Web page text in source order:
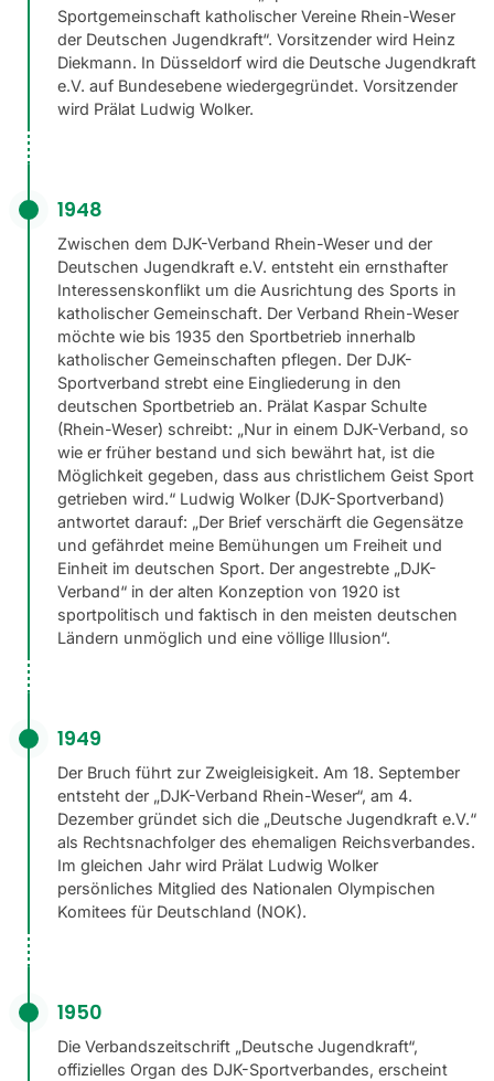
Sportgemeinschaft katholischer Vereine Rhein-Weser
der Deutschen Jugendkraft“. Vorsitzender wird Heinz
Diekmann. In Düsseldorf wird die Deutsche Jugendkraft
e.V. auf Bundesebene wiedergegründet. Vorsitzender
wird Prälat Ludwig Wolker.
1948
Zwischen dem DJK-Verband Rhein-Weser und der
Deutschen Jugendkraft e.V. entsteht ein ernsthafter
Interessenskonflikt um die Ausrichtung des Sports in
katholischer Gemeinschaft. Der Verband Rhein-Weser
möchte wie bis 1935 den Sportbetrieb innerhalb
katholischer Gemeinschaften pflegen. Der DJK-
Sportverband strebt eine Eingliederung in den
deutschen Sportbetrieb an. Prälat Kaspar Schulte
(Rhein-Weser) schreibt: „Nur in einem DJK-Verband, so
wie er früher bestand und sich bewährt hat, ist die
Möglichkeit gegeben, dass aus christlichem Geist Sport
getrieben wird.“ Ludwig Wolker (DJK-Sportverband)
antwortet darauf: „Der Brief verschärft die Gegensätze
und gefährdet meine Bemühungen um Freiheit und
Einheit im deutschen Sport. Der angestrebte „DJK-
Verband“ in der alten Konzeption von 1920 ist
sportpolitisch und faktisch in den meisten deutschen
Ländern unmöglich und eine völlige Illusion“.
1949
Der Bruch führt zur Zweigleisigkeit. Am 18. September
entsteht der „DJK-Verband Rhein-Weser“, am 4.
Dezember gründet sich die „Deutsche Jugendkraft e.V.“
als Rechtsnachfolger des ehemaligen Reichsverbandes.
Im gleichen Jahr wird Prälat Ludwig Wolker
persönliches Mitglied des Nationalen Olympischen
Komitees für Deutschland (NOK).
1950
Die Verbandszeitschrift „Deutsche Jugendkraft“,
offizielles Organ des DJK-Sportverbandes, erscheint